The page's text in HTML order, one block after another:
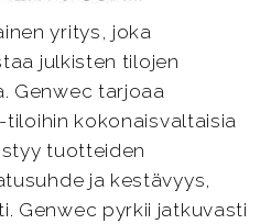
yritys, joka
julkisten tilojen
Genwec tarjoaa
kokonaisvaltaisia
tuotteiden
ja kestävyys,
Genwec pyrkii jatkuvasti